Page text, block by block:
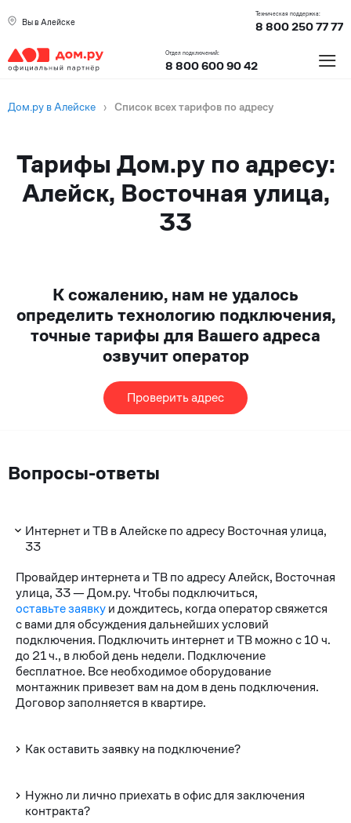
Вы в Алейске
Техническая поддержка:
8 800 250 77 77
Отдел подключений:
8 800 600 90 42 ≡
Дом.ру в Алейске › Список всех тарифов по адресу
Тарифы Дом.ру по адресу:
Алейск, Восточная улица,
33
К сожалению, нам не удалось
определить технологию подключения,
точные тарифы для Вашего адреса
озвучит оператор
Проверить адрес
Вопросы-ответы
Интернет и ТВ в Алейске по адресу Восточная улица,
33
Провайдер интернета и ТВ по адресу Алейск, Восточная
улица, 33 — Дом.ру. Чтобы подключиться,
оставьте заявкуи дождитесь, когда оператор свяжется
с вами для обсуждения дальнейших условий
подключения. Подключить интернет и ТВ можно с 10 ч.
до 21 ч., в любой день недели. Подключение
бесплатное. Все необходимое оборудование
монтажник привезет вам на дом в день подключения.
Договор заполняется в квартире.
Как оставить заявку на подключение?
Нужно ли лично приехать в офис для заключения
контракта?